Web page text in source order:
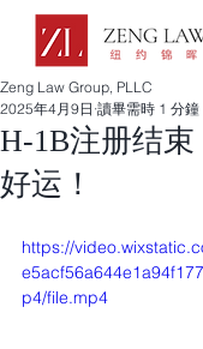
H-1B注册结
好运！
Zeng Law Group, PLLC
2025年4月9日 讀畢需時 1 分鐘
https://
p4/file.mp4